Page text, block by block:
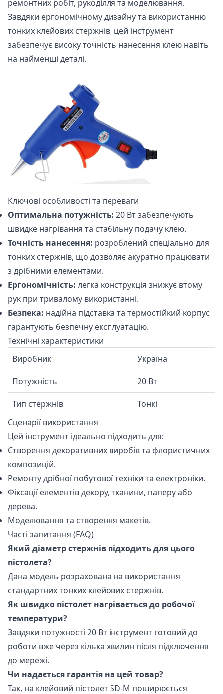
ремонтних робіт, рукоділля та моделювання.
Завдяки ергономічному дизайну та використанню
тонких клейових стержнів, цей інструмент
забезпечує високу точність нанесення клею навіть
на найменші деталі.
Ключові особливості та переваги
Оптимальна потужність: 20 Вт забезпечують
швидке нагрівання та стабільну подачу клею.
Точність нанесення: розроблений спеціально для
тонких стержнів, що дозволяє акуратно працювати
з дрібними елементами.
Ергономічність: легка конструкція знижує втому
рук при тривалому використанні.
Безпека: надійна підставка та термостійкий корпус
гарантують безпечну експлуатацію.
Технічні характеристики
Виробник
Україна
Потужність 20 Вт
Тип стержнів
Тонкі
Сценарії використання
Цей інструмент ідеально підходить для:
Створення декоративних виробів та флористичних
композицій.
Ремонту дрібної побутової техніки та електроніки.
Фіксації елементів декору, тканини, паперу або
дерева.
Моделювання та створення макетів.
Часті запитання (FAQ)
Який діаметр стержнів підходить для цього
пістолета?
Дана модель розрахована на використання
стандартних тонких клейових стержнів.
Як швидко пістолет нагрівається до робочої
температури?
Завдяки потужності 20 Вт інструмент готовий до
роботи вже через кілька хвилин після підключення
до мережі.
Чи надається гарантія на цей товар?
Так, на клейовий пістолет SD-M поширюється